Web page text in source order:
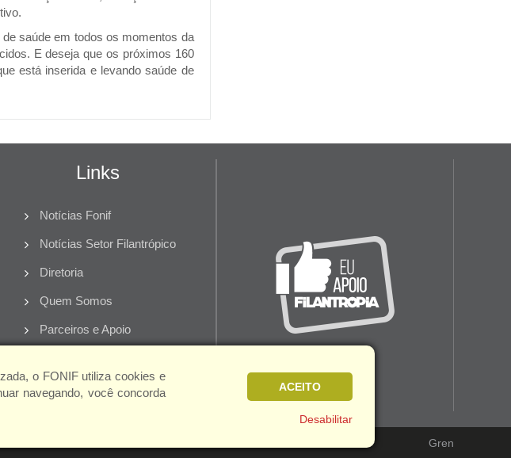
saúde em todos os momentos da
E deseja que os próximos 160
está inserida e levando saúde de
Links
Notícias Fonif
Notícias Setor Filantrópico
Diretoria
Quem Somos
Parceiros e Apoio
Gren
o FONIF utiliza cookies e
navegando, você concorda
ACEITO
Desabilitar